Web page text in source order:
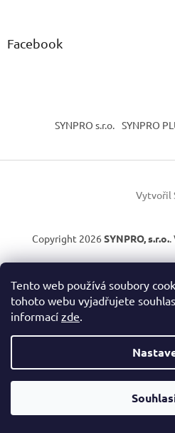
Tento web používá soubory
tohoto webu vyjadřujete
informací zde.
Vážení zákazníci, v případě, že
nemáme v našem e-shopu, neváhejte
Facebook
SYNPRO s.r.o. SYNPRO
Vytvořil
Copyright 2026 SYNPRO, s.r.o..
×
Splátková kalkulačka